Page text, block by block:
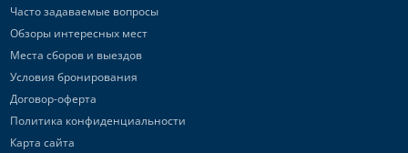
Часто задаваемые вопросы
Обзоры интересных мест
Места сборов и выездов
Условия бронирования
Договор-оферта
Политика конфиденциальности
Карта сайта